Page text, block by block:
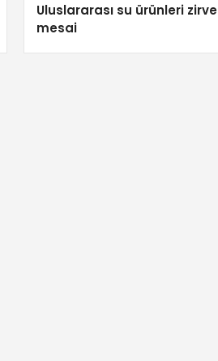
Uluslararası su ürünleri
mesai